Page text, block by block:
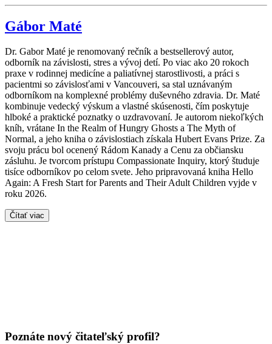
Gábor Maté
Dr. Gabor Maté je renomovaný rečník a bestsellerový autor,
odborník na závislosti, stres a vývoj detí. Po viac ako 20 rokoch
praxe v rodinnej medicíne a paliatívnej starostlivosti, a práci s
pacientmi so závislosťami v Vancouveri, sa stal uznávaným
odborníkom na komplexné problémy duševného zdravia. Dr. Maté
kombinuje vedecký výskum a vlastné skúsenosti, čím poskytuje
hlboké a praktické poznatky o uzdravovaní. Je autorom niekoľkých
kníh, vrátane In the Realm of Hungry Ghosts a The Myth of
Normal, a jeho kniha o závislostiach získala Hubert Evans Prize. Za
svoju prácu bol ocenený Rádom Kanady a Cenu za občiansku
zásluhu. Je tvorcom prístupu Compassionate Inquiry, ktorý študuje
tisíce odborníkov po celom svete. Jeho pripravovaná kniha Hello
Again: A Fresh Start for Parents and Their Adult Children vyjde v
roku 2026.
Čítať viac
Poznáte nový čitateľský profil?